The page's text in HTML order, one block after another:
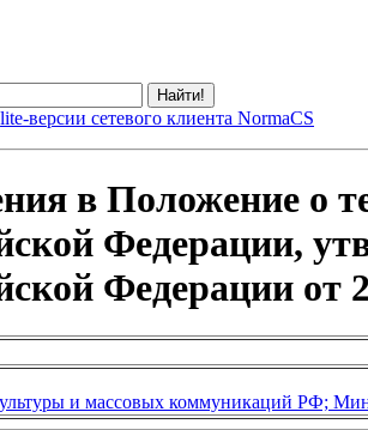
lite-версии сетевого клиента NormaCS
в Положение о
Федерации,
Федерации от
и массовых коммуникаций РФ;